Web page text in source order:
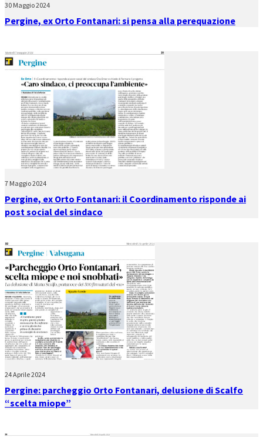
30 Maggio 2024
Pergine, ex Orto Fontanari: si pensa alla perequazione
7 Maggio 2024
Pergine, ex Orto Fontanari: il Coordinamento risponde ai
post social del sindaco
24 Aprile 2024
Pergine: parcheggio Orto Fontanari, delusione di Scalfo
“scelta miope”